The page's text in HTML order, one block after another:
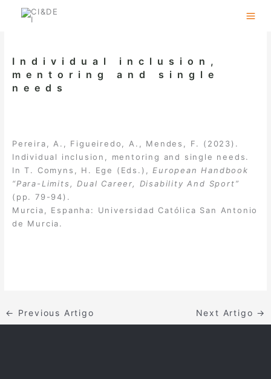
Individual inclusion,
mentoring and single
needs
Pereira, A., Figueiredo, A., Mendes, F. (2023).
Individual inclusion, mentoring and single needs.
In T. Comyns, H. Ege (Eds.),European Handbook
“Para-Limits, Dual Career, Disability And Sport”
(pp. 79-94).
Murcia, Espanha: Universidad Católica San Antonio
de Murcia.
← Previous Artigo Next Artigo →